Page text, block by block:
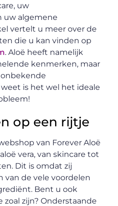
uw
uw algemene
vertelt u meer over de
die u kan vinden op
. Aloë heeft namelijk
kenmerken, maar
is het wel het ideale
op een rijtje
van Forever Aloë
vera, van skincare tot
Dit is omdat zij
van de vele voordelen
Bent u ook
zijn? Onderstaande